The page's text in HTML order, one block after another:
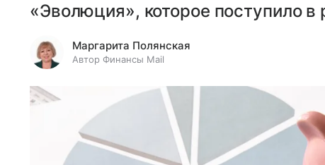
«Эволюция», которое поступило
Маргарита Полянская
Автор Финансы Mail